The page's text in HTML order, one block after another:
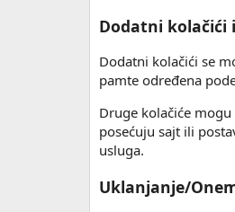
Dodatni kolačići
Dodatni kolačići se
pamte određena
Druge kolačiće
posećuju sajt ili
usluga.
Uklanjanje/